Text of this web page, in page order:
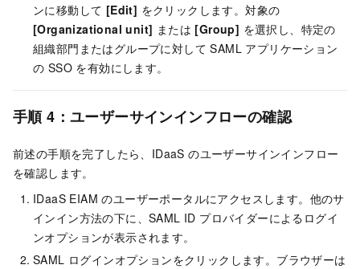
ンに移動して [Edit] をクリックします。対象の
[Organizational unit] または [Group] を選択し、特定の
組織部門またはグループに対して SAML アプリケーション
の SSO を有効にします。
手順 4：ユーザーサインインフローの確認
前述の手順を完了したら、IDaaS のユーザーサインインフロー
を確認します。
IDaaS EIAM のユーザーポータルにアクセスします。他のサ
インイン方法の下に、SAML ID プロバイダーによるログイ
ンオプションが表示されます。
SAML ログインオプションをクリックします。ブラウザーは